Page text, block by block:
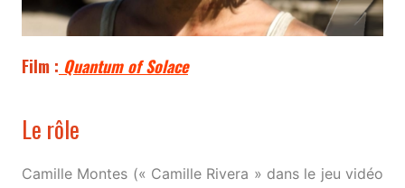
Film : Quantum of Solace
Le rôle
Camille Montes (« Camille Rivera » dans le jeu vidéo